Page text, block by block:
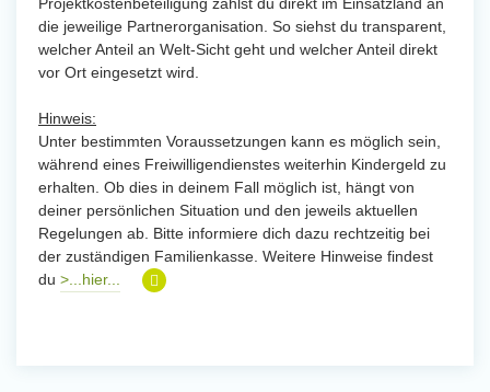
die jeweilige Partnerorganisation. So siehst du transparent,
welcher Anteil an Welt-Sicht geht und welcher Anteil direkt
vor Ort eingesetzt wird.
Hinweis:
Unter bestimmten Voraussetzungen kann es möglich sein,
während eines Freiwilligendienstes weiterhin Kindergeld zu
erhalten. Ob dies in deinem Fall möglich ist, hängt von
deiner persönlichen Situation und den jeweils aktuellen
Regelungen ab. Bitte informiere dich dazu rechtzeitig bei
der zuständigen Familienkasse. Weitere Hinweise findest
du >...hier...